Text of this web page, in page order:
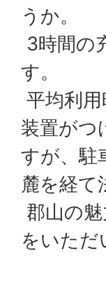
うか。
3時間の
す。
平均利
装置がつ
すが、駐
麓を経て
郡山の
をいただ